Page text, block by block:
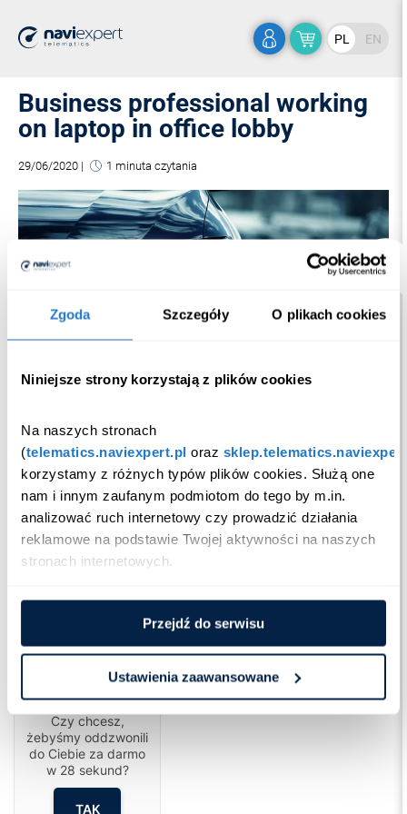
Zgoda Szczegóły O plikach cookies
Niniejsze strony korzystają z plików cookies
Na naszych stronach
(telematics.naviexpert.pl oraz
korzystamy z różnych typów plików cookies. Służą one
nam i innym zaufanym podmiotom do tego by m.in.
analizować ruch internetowy czy prowadzić działania
reklamowe na podstawie Twojej aktywności na naszych
stronach internetowych.
Przejdź do serwisu
Ustawienia zaawansowane
PL EN
Business professional working
on laptop in office lobby
29/06/2020 | 1 minuta czytania
Cześć!
Czy chcesz,
żebyśmy oddzwonili
do Ciebie za darmo
w 28 sekund?
TAK